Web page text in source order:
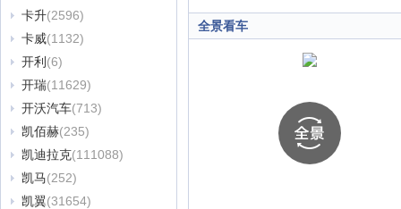
卡升(2596)
卡威(1132)
开利 (6)
开瑞(11629)
开沃汽车(713)
凯佰赫(235)
凯迪拉克(111088)
凯马(252)
凯翼(31654)
全景看车